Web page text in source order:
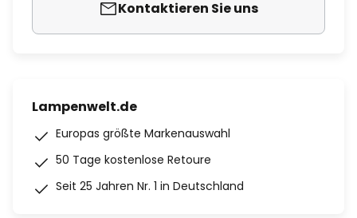
Kontaktieren Sie uns
Lampenwelt.de
Europas größte Markenauswahl
50 Tage kostenlose Retoure
Seit 25 Jahren Nr. 1 in Deutschland